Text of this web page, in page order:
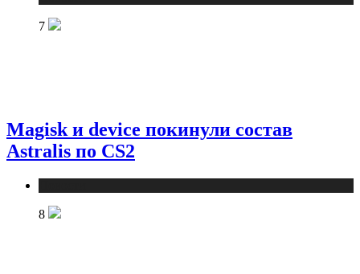
7
Magisk и device покинули состав
Astralis по CS2
8